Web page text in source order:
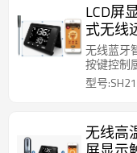
LCD屏
式无线
箱烤炉
无线蓝牙
按键控制
型号
无线高